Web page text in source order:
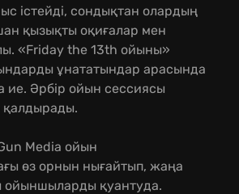
істейді, сондықтан олардың
қызықты оқиғалар мен
«Friday the 13th ойыны»
ұнататындар арасында
ие. Әрбір ойын сессиясы
Media ойын
өз орнын нығайтып, жаңа
қуантуда.